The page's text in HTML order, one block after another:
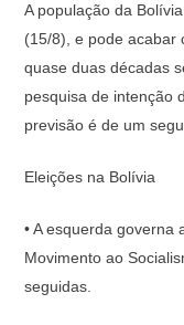
A população da
(15/8), e pode acabar
quase duas décadas
pesquisa de intenção
previsão é de um
Eleições na Bolívia
• A esquerda governa
Movimento ao
seguidas.